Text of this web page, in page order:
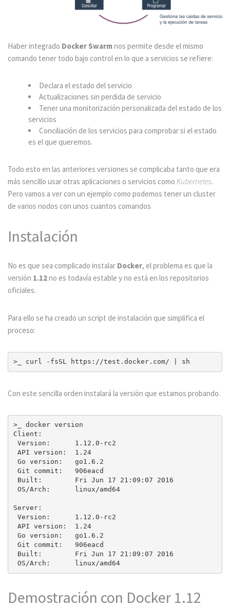
Haber integrado Docker Swarmnos permite desde el mismo
comando tener todo bajo control en lo que a servicios se refiere:
Declara el estado del servicio
Actualizaciones sin perdida de servicio
Tener una monitorización personalizada del estado de los
servicios
Conciliación de los servicios para comprobar si el estado
es el que queremos.
Todo esto en las anteriores versiones se complicaba tanto que era
más sencillo usar otras aplicaciones o servicios como Kubernetes.
Pero vamos a ver con un ejemplo como podemos tener un cluster
de varios nodos con unos cuantos comandos
Instalación
No es que sea complicado instalar Docker, el problema es que la
versión 1.12no es todavía estable y no está en los repositorios
oficiales.
Para ello se ha creado un script de instalación que simplifica el
proceso:
Con este sencilla orden instalará la versión que estamos probando.
>_ docker version
Client:
Server:
OS/Arch:      linux/amd64
Demostración con Docker 1.12